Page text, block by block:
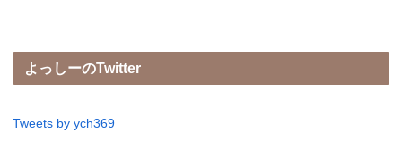
よっしーのTwitter
Tweets by ych369